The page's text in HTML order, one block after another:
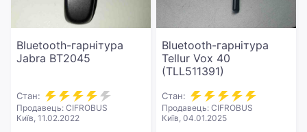
Bluetooth-гарнітура
Jabra BT2045
Стан:
Продавець: CIFROBUS
Київ, 11.02.2022
Bluetooth-гарнітура
Tellur Vox 40
(TLL511391)
Стан:
Продавець: CIFROBUS
Київ, 04.01.2025